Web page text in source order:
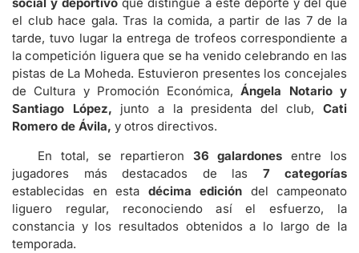
el club hace gala. Tras la comida, a partir de las 7 de la
tarde, tuvo lugar la entrega de trofeos correspondiente a
la competición liguera que se ha venido celebrando en las
pistas de La Moheda. Estuvieron presentes los concejales
de Cultura y Promoción Económica,Ángela Notario y
Santiago López, junto a la presidenta del club, Cati
Romero de Ávila, y otros directivos.
En total, se repartieron 36 galardones entre los
jugadores más destacados de las 7 categorías
establecidas en esta décima edición del campeonato
liguero regular, reconociendo así el esfuerzo, la
constancia y los resultados obtenidos a lo largo de la
temporada.